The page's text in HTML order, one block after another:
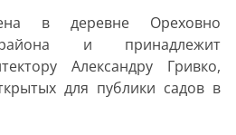
в деревне Ореховно
района и принадлежит
Александру Гривко,
для публики садов в